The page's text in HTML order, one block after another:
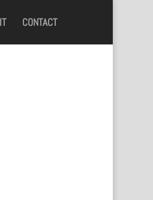
CONTACT